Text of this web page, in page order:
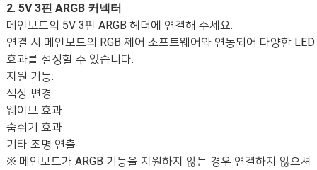
2. 5V 3핀 ARGB 커넥터
메인보드의 5V 3핀 ARGB 헤더에 연결해 주세요.
연결 시 메인보드의 RGB 제어 소프트웨어와 연동되어 다양한 LED
효과를 설정할 수 있습니다.
지원 기능:
색상 변경
웨이브 효과
숨쉬기 효과
기타 조명 연출
※ 메인보드가 ARGB 기능을 지원하지 않는 경우 연결하지 않으셔